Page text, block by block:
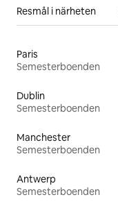
Resmål i närheten
Paris
Semesterboenden
Dublin
Semesterboenden
Manchester
Semesterboenden
Antwerp
Semesterboenden